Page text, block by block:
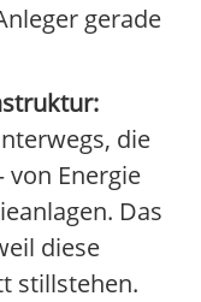
gerade
die
von Energie
Das
diese
stillstehen.